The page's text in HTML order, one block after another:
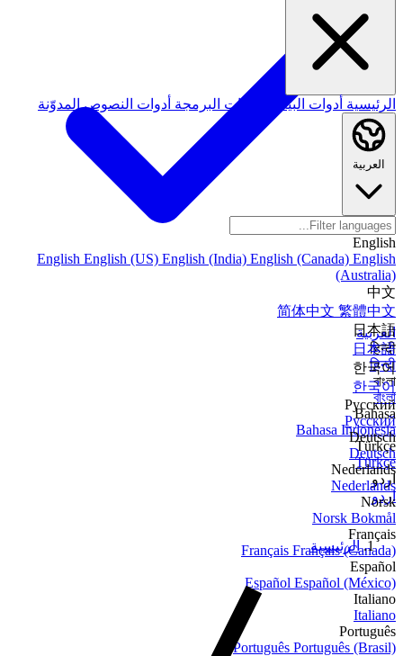
العربية
हिन्दी
हिन्दी
বাংলা
বাংলা
Bahasa
Bahasa Indonesia
Türkçe
Türkçe
اردو
اردو
الرئيسية أدوات البيانات أدوات البرمجة أدوات النصوصالمدوّنة
العربية
English
English English (US) English (India) English (Canada) English
(Australia)
中文
简体中文 繁體中文
日本語
日本語
한국어
한국어
Русский
Русский
Deutsch
Deutsch
Nederlands
Nederlands
Norsk
Norsk Bokmål
Français
Français Français (Canada)
Español
Español Español (México)
Italiano
Italiano
Português
Português Português (Brasil)
الرئيسية